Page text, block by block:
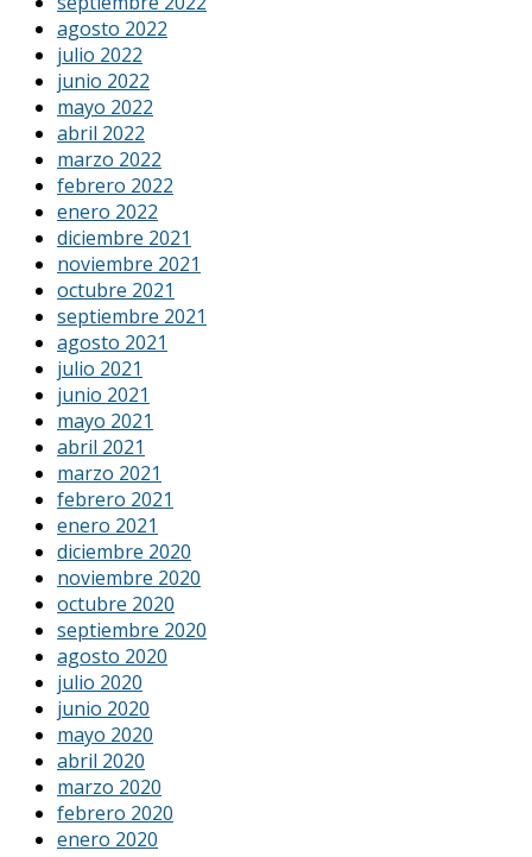
agosto 2022
julio 2022
junio 2022
mayo 2022
abril 2022
marzo 2022
febrero 2022
enero 2022
diciembre 2021
noviembre 2021
octubre 2021
septiembre 2021
agosto 2021
julio 2021
junio 2021
mayo 2021
abril 2021
marzo 2021
febrero 2021
enero 2021
diciembre 2020
noviembre 2020
octubre 2020
septiembre 2020
agosto 2020
julio 2020
junio 2020
mayo 2020
abril 2020
marzo 2020
febrero 2020
enero 2020